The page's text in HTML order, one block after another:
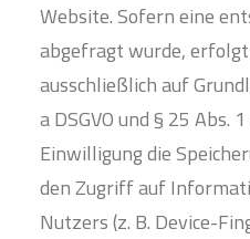
Website. Sofern eine
abgefragt wurde,
ausschließlich auf
a DSGVO und § 25 Abs.
Einwilligung die
den Zugriff auf
Nutzers (z. B. Device-